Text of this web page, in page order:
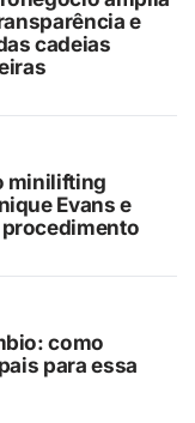
e
cadeias
minilifting
Evans e
como
para essa